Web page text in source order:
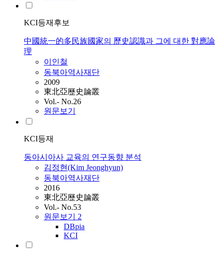
KCI등재후보
中國統一的多民族國家의 歷史認識과 그에 대한 對應論
理
이인철
동북아역사재단
2009
東北亞歷史論叢
Vol.- No.26
원문보기
KCI등재
동아시아사 교육의 연구동향 분석
김정현(Kim Jeonghyun)
동북아역사재단
2016
東北亞歷史論叢
Vol.- No.53
원문보기 2
DBpia
KCI